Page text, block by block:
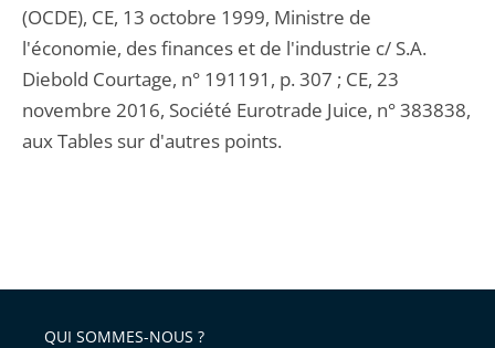
(OCDE), CE, 13 octobre 1999, Ministre de
l'économie, des finances et de l'industrie c/ S.A.
Diebold Courtage, n° 191191, p. 307 ; CE, 23
novembre 2016, Société Eurotrade Juice, n° 383838,
aux Tables sur d'autres points.
QUI SOMMES-NOUS ?